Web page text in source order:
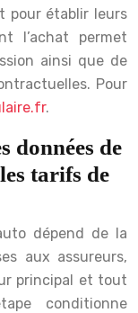
pour établir leurs
l’achat permet
ainsi que de
Pour
.
données de
tarifs de
dépend de la
aux assureurs,
principal et tout
conditionne